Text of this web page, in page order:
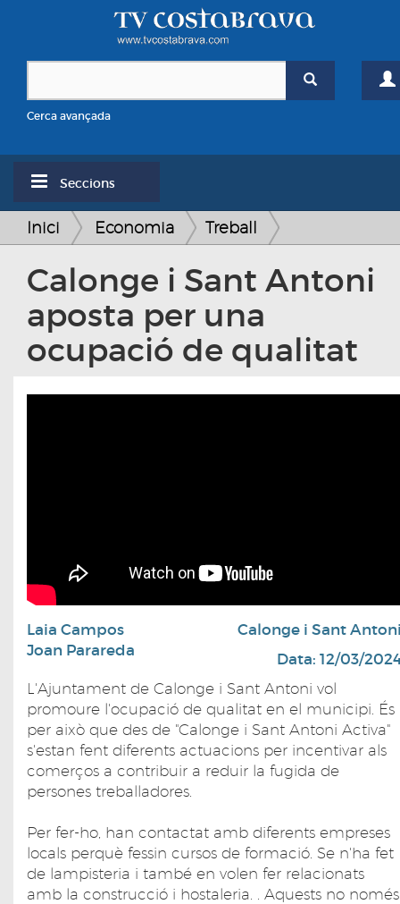
Cerca avançada
Seccions
Inici Economia Treball
Calonge i Sant Antoni
aposta per una
ocupació de qualitat
Laia Campos
Joan Parareda
Calonge i Sant
Data: 12/03/
L'Ajuntament de Calonge i Sant Antoni vol
promoure l'ocupació de qualitat en el municipi. És
per això que des de "Calonge i Sant Antoni Activa"
s'estan fent diferents actuacions per incentivar als
comerços a contribuir a reduir la fugida de
persones treballadores.
Per fer-ho, han contactat amb diferents empreses
locals perquè fessin cursos de formació. Se n'ha fet
de lampisteria i també en volen fer relacionats
amb la construcció i hostaleria. . Aquests no només